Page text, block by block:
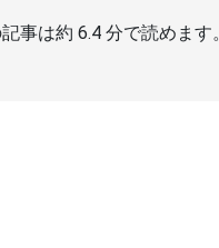
事は約 6.4 分で読めます